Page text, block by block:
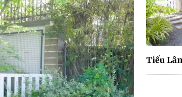
Tiếu